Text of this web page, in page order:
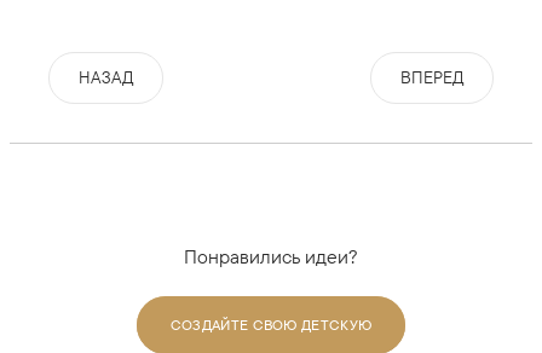
НАЗАД ВПЕРЕД
Понравились идеи?
СОЗДАЙТЕ СВОЮ ДЕТСКУЮ